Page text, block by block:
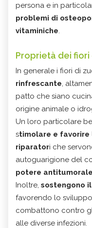
persona e in
problemi di
vitaminiche.
Proprietà dei fiori
In generale i fiori di
rinfrescante,
patto che siano
origine animale o
Un loro particolare
stimolare e favorire
riparatori che
autoguarigione del
potere
Inoltre, sostengono
favorendo lo
combattono contro
alle diverse infezioni.